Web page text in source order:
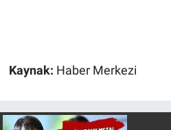
Kaynak: Haber Merkezi
Haber